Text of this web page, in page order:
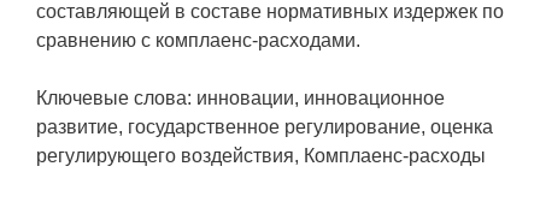
составляющей в составе нормативных издержек по
сравнению с комплаенс-расходами.
Ключевые слова: инновации, инновационное
развитие, государственное регулирование, оценка
регулирующего воздействия, Комплаенс-расходы